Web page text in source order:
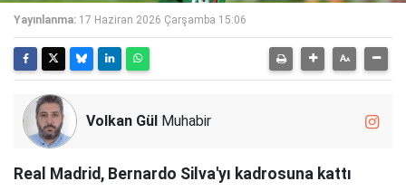
Yayınlanma: 17 Haziran 2026 Çarşamba 15:06
Volkan Gül Muhabir
Real Madrid, Bernardo Silva'yı kadrosuna kattı